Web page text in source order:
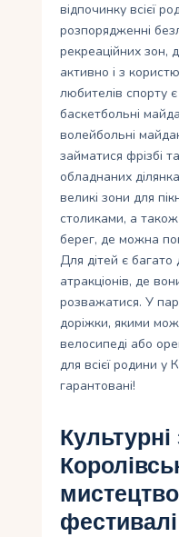
відпочинку всієї
розпорядженні
рекреаційних зон,
активно і з
любителів спорту
баскетбольні
волейбольні
займатися фрізбі
обладнаних
великі зони для
столиками, а
берег, де можна
Для дітей є багато
атракціонів, де
розважатися. У
доріжки, якими
велосипеді або
для всієї родини у
гарантовані!
фестивалі